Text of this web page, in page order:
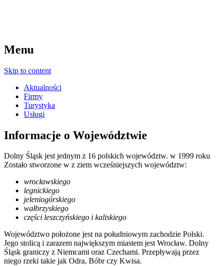
Menu
Skip to content
Aktualności
Firmy
Turystyka
Usługi
Informacje o Województwie
Dolny Śląsk jest jednym z 16 polskich województw. w 1999 roku
Zostało stworzone w z ziem wcześniejszych województw:
wrocławskiego
legnickiego
jeleniogórskiego
wałbrzyskiego
części leszczyńskiego i kaliskiego
Województwo położone jest na południowym zachodzie Polski.
Jego stolicą i zarazem największym miastem jest Wrocław. Dolny
Śląsk graniczy z Niemcami oraz Czechami. Przepływają przez
niego rzeki takie jak Odra, Bóbr czy Kwisa.